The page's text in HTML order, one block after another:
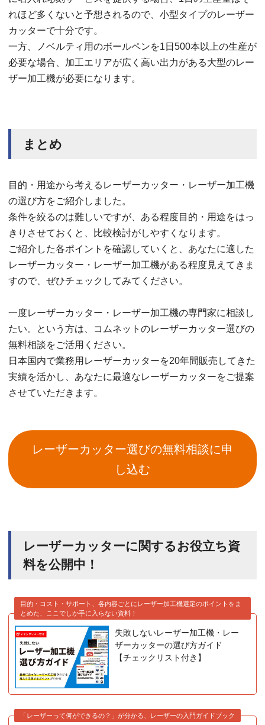
れほど多くないと予想されるので、小型タイプのレーザー
カッターで十分です。
一方、ノベルティ用のボールペンを1日500本以上の生産が
必要な場合、加工エリアが広く高い出力がある大型のレー
ザー加工機が必要になります。
まとめ
目的・用途から考えるレーザーカッター・レーザー加工機
の選び方をご紹介しました。
条件を絞るのは難しいですが、ある程度目的・用途をはっ
きりさせておくと、比較検討がしやすくなります。
ご紹介した各ポイントを確認していくと、あなたに適した
レーザーカッター・レーザー加工機がある程度見えてきま
すので、ぜひチェックしてみてください。
一度レーザーカッター・レーザー加工機の専門家に相談し
たい。という方は、コムネットのレーザーカッター選びの
無料相談をご活用ください。
日本国内で業務用レーザーカッターを20年間販売してきた
実績を活かし、あなたに最適なレーザーカッターをご提案
させていただきます。
レーザーカッター選びの無料相談に申
し込む
レーザーカッターに関するお役立ち資
料を公開中！
目的・コスト・サポート、各内容ごとにレーザー加工機選定のポイントをま
とめた、ここでしか手に入らない資料！
失敗しないレーザー加工機・レー
ザーカッターの選び方ガイド
【チェックリスト付き】
「レーザーって何ができるの？」が分かる、レーザーの入門ガイドブック